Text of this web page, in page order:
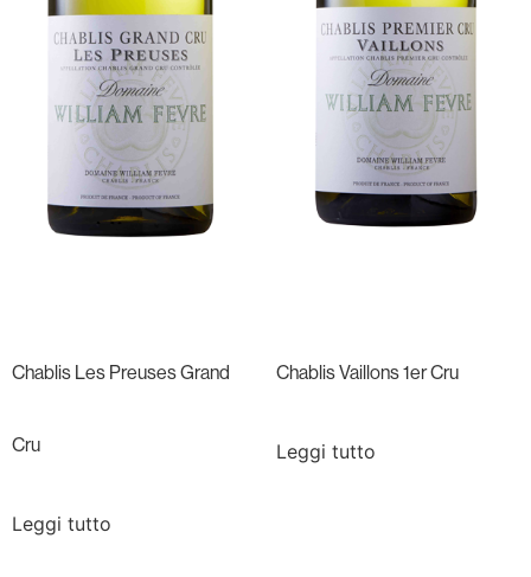
Chablis Les Preuses Grand
Cru
Leggi tutto
Chablis Vaillons 1er Cru
Leggi tutto